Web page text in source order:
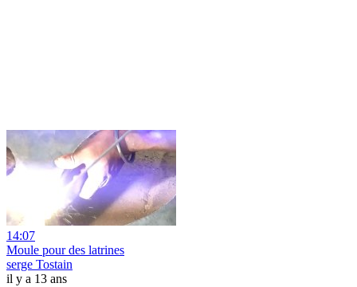
14:07
Moule pour des latrines
serge Tostain
il y a 13 ans